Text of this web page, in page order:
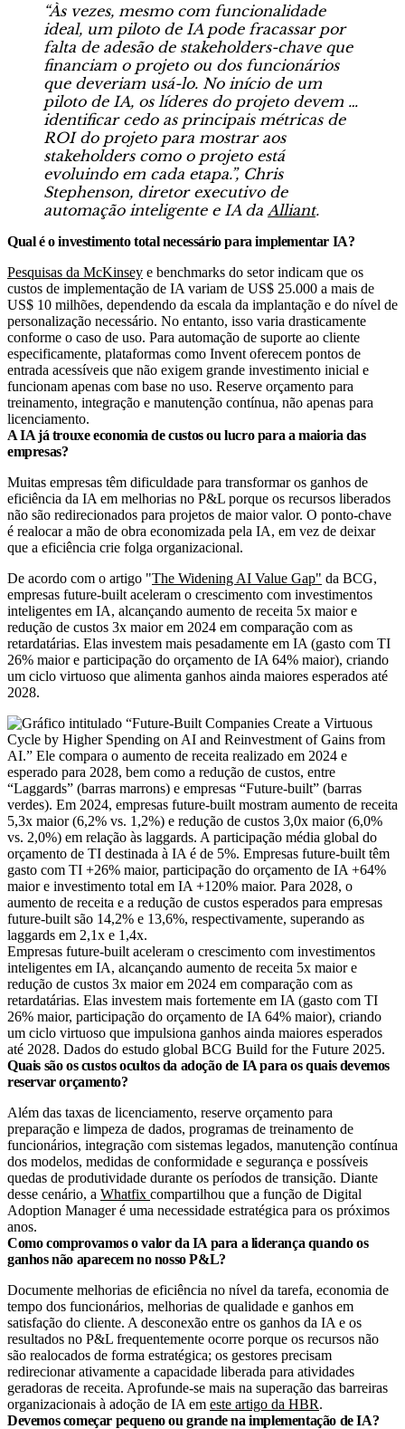
“Às vezes, mesmo com funcionalidade
ideal, um piloto de IA pode fracassar por
falta de adesão de stakeholders-chave que
financiam o projeto ou dos funcionários
que deveriam usá-lo. No início de um
piloto de IA, os líderes do projeto devem …
identificar cedo as principais métricas de
ROI do projeto para mostrar aos
stakeholders como o projeto está
evoluindo em cada etapa.”, Chris
Stephenson, diretor executivo de
automação inteligente e IA da Alliant.
Qual é o investimento total necessário para implementar IA?
Pesquisas da McKinsey e benchmarks do setor indicam que os
custos de implementação de IA variam de US$ 25.000 a mais de
US$ 10 milhões, dependendo da escala da implantação e do nível de
personalização necessário. No entanto, isso varia drasticamente
conforme o caso de uso. Para automação de suporte ao cliente
especificamente, plataformas como Invent oferecem pontos de
entrada acessíveis que não exigem grande investimento inicial e
funcionam apenas com base no uso. Reserve orçamento para
treinamento, integração e manutenção contínua, não apenas para
licenciamento.
A IA já trouxe economia de custos ou lucro para a maioria das
empresas?
Muitas empresas têm dificuldade para transformar os ganhos de
eficiência da IA em melhorias no P&L porque os recursos liberados
não são redirecionados para projetos de maior valor. O ponto-chave
é realocar a mão de obra economizada pela IA, em vez de deixar
que a eficiência crie folga organizacional.
De acordo com o artigo "The Widening AI Value Gap" da BCG,
empresas future-built aceleram o crescimento com investimentos
inteligentes em IA, alcançando aumento de receita 5x maior e
redução de custos 3x maior em 2024 em comparação com as
retardatárias. Elas investem mais pesadamente em IA (gasto com TI
26% maior e participação do orçamento de IA 64% maior), criando
um ciclo virtuoso que alimenta ganhos ainda maiores esperados até
2028.
Empresas future-built aceleram o crescimento com investimentos
inteligentes em IA, alcançando aumento de receita 5x maior e
redução de custos 3x maior em 2024 em comparação com as
retardatárias. Elas investem mais fortemente em IA (gasto com TI
26% maior, participação do orçamento de IA 64% maior), criando
um ciclo virtuoso que impulsiona ganhos ainda maiores esperados
até 2028. Dados do estudo global BCG Build for the Future 2025.
Quais são os custos ocultos da adoção de IA para os quais devemos
reservar orçamento?
Além das taxas de licenciamento, reserve orçamento para
preparação e limpeza de dados, programas de treinamento de
funcionários, integração com sistemas legados, manutenção contínua
dos modelos, medidas de conformidade e segurança e possíveis
quedas de produtividade durante os períodos de transição. Diante
desse cenário, a Whatfix compartilhou que a função de Digital
Adoption Manager é uma necessidade estratégica para os próximos
anos.
Como comprovamos o valor da IA para a liderança quando os
ganhos não aparecem no nosso P&L?
Documente melhorias de eficiência no nível da tarefa, economia de
tempo dos funcionários, melhorias de qualidade e ganhos em
satisfação do cliente. A desconexão entre os ganhos da IA e os
resultados no P&L frequentemente ocorre porque os recursos não
são realocados de forma estratégica; os gestores precisam
redirecionar ativamente a capacidade liberada para atividades
geradoras de receita. Aprofunde-se mais na superação das barreiras
organizacionais à adoção de IA em este artigo da HBR.
Devemos começar pequeno ou grande na implementação de IA?